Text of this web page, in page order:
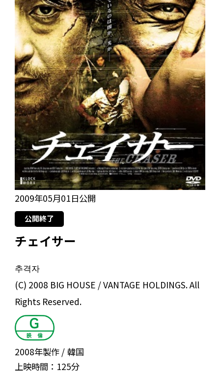
2009年05月01日公開
公開終了
チェイサー
추격자
(C) 2008 BIG HOUSE / VANTAGE HOLDINGS. All
Rights Reserved.
2008年製作
韓国
上映時間： 125分